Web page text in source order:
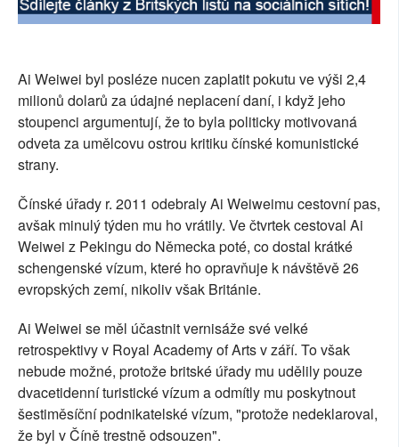
Ai Weiwei byl posléze nucen zaplatit pokutu ve výši 2,4
milionů dolarů za údajné neplacení daní, i když jeho
stoupenci argumentují, že to byla politicky motivovaná
odveta za umělcovu ostrou kritiku čínské komunistické
strany.
Čínské úřady r. 2011 odebraly Ai Weiweimu cestovní pas,
avšak minulý týden mu ho vrátily. Ve čtvrtek cestoval Ai
Weiwei z Pekingu do Německa poté, co dostal krátké
schengenské vízum, které ho opravňuje k návštěvě 26
evropských zemí, nikoliv však Británie.
Ai Weiwei se měl účastnit vernisáže své velké
retrospektivy v Royal Academy of Arts v září. To však
nebude možné, protože britské úřady mu udělily pouze
dvacetidenní turistické vízum a odmítly mu poskytnout
šestiměsíční podnikatelské vízum, "protože nedeklaroval,
že byl v Číně trestně odsouzen".